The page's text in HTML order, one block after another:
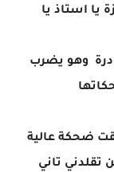
يا استاذ يا
وهو يضرب
ضحكة عالية
تاني